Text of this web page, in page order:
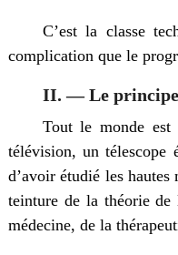
C’est la classe
complication que le
II. — Le principe
Tout le monde est
télévision, un télescope
d’avoir étudié les
teinture de la théorie
médecine, de la